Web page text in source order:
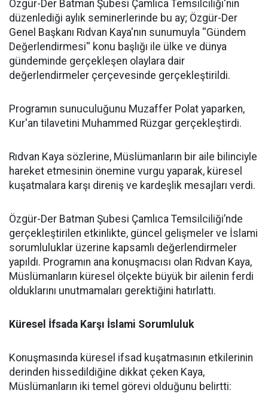
​Özgür-Der Batman Şubesi Çamlıca Temsilciliği'nin
düzenlediği aylık seminerlerinde bu ay; Özgür-Der
Genel Başkanı Rıdvan Kaya'nın sunumuyla ''Gündem
Değerlendirmesi'' konu başlığı ile ülke ve dünya
gündeminde gerçekleşen olaylara dair
değerlendirmeler çerçevesinde gerçekleştirildi.
Programın sunuculuğunu Muzaffer Polat yaparken,
Kur'an tilavetini Muhammed Rüzgar gerçekleştirdi.
Rıdvan Kaya sözlerine, Müslümanların bir aile bilinciyle
hareket etmesinin önemine vurgu yaparak, küresel
kuşatmalara karşı direniş ve kardeşlik mesajları verdi.
Özgür-Der Batman Şubesi Çamlıca Temsilciliği’nde
gerçekleştirilen etkinlikte, güncel gelişmeler ve İslami
sorumluluklar üzerine kapsamlı değerlendirmeler
yapıldı. Programın ana konuşmacısı olan Rıdvan Kaya,
Müslümanların küresel ölçekte büyük bir ailenin ferdi
olduklarını unutmamaları gerektiğini hatırlattı.
Küresel İfsada Karşı İslami Sorumluluk
Konuşmasında küresel ifsad kuşatmasının etkilerinin
derinden hissedildiğine dikkat çeken Kaya,
Müslümanların iki temel görevi olduğunu belirtti: